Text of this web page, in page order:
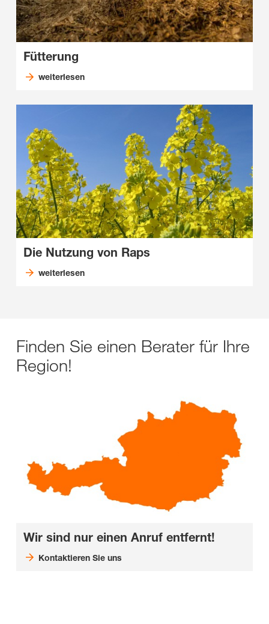
Fütterung
weiterlesen
Die Nutzung von Raps
weiterlesen
Finden Sie einen Berater für Ihre
Region!
Wir sind nur einen Anruf entfernt!
Kontaktieren Sie uns